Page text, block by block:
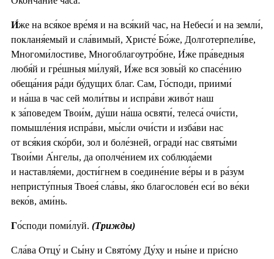
И́же на вся́кое вре́мя и на вся́кий час, на Небеси́ и на земли́,
покланя́емый и сла́вимый, Христе́ Бо́же, Долготерпели́ве,
Многоми́лостиве, Многоблагоутро́бне, И́же пра́ведныя
любя́й и гре́шныя ми́луяй, И́же вся зовы́й ко спасе́нию
обеща́ния ра́ди бу́дущих благ. Сам, Го́споди, приими́
и на́ша в час сей моли́твы и испра́ви живо́т наш
к за́поведем Твои́м, ду́ши на́ша освяти́, телеса́ очи́сти,
помышле́ния испра́ви, мы́сли очи́сти и изба́ви нас
от вся́кия ско́рби, зол и боле́зней, огради́ нас святы́ми
Твои́ми А́нгелы, да ополче́нием их соблюда́еми
и наставля́еми, дости́гнем в соедине́ние ве́ры и в ра́зум
непристу́пныя Твоея́ сла́вы, я́ко благослове́н еси́ во ве́ки
веко́в, ами́нь.
Го́споди поми́луй. (Трижды)
Сла́ва Отцу́ и Сы́ну и Свято́му Ду́ху и ны́не и при́сно